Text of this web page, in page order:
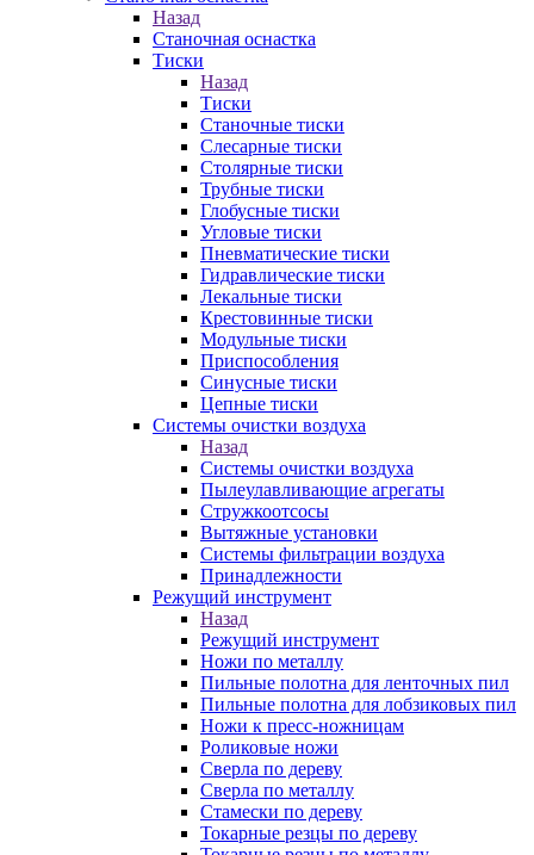
Назад
Станочная оснастка
Тиски
Назад
Тиски
Станочные тиски
Слесарные тиски
Столярные тиски
Трубные тиски
Глобусные тиски
Угловые тиски
Пневматические тиски
Гидравлические тиски
Лекальные тиски
Крестовинные тиски
Модульные тиски
Приспособления
Синусные тиски
Цепные тиски
Системы очистки воздуха
Назад
Системы очистки воздуха
Пылеулавливающие агрегаты
Стружкоотсосы
Вытяжные установки
Системы фильтрации воздуха
Принадлежности
Режущий инструмент
Назад
Режущий инструмент
Ножи по металлу
Пильные полотна для ленточных пил
Пильные полотна для лобзиковых пил
Ножи к пресс-ножницам
Роликовые ножи
Сверла по дереву
Сверла по металлу
Стамески по дереву
Токарные резцы по дереву